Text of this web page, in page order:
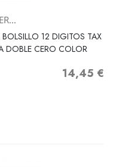
12 DIGITOS TAX
DOBLE CERO COLOR
Precio
14,45 €